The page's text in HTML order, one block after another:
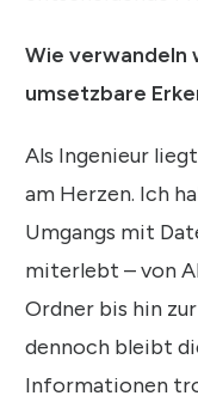
Wie verwandeln
umsetzbare
Als Ingenieur
am Herzen. Ich
Umgangs mit
miterlebt – von
Ordner bis hin
dennoch bleibt
Informationen